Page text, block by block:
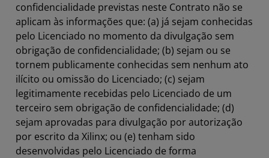
confidencialidade previstas neste Contrato não se
aplicam às informações que: (a) já sejam conhecidas
pelo Licenciado no momento da divulgação sem
obrigação de confidencialidade; (b) sejam ou se
tornem publicamente conhecidas sem nenhum ato
ilícito ou omissão do Licenciado; (c) sejam
legitimamente recebidas pelo Licenciado de um
terceiro sem obrigação de confidencialidade; (d)
sejam aprovadas para divulgação por autorização
por escrito da Xilinx; ou (e) tenham sido
desenvolvidas pelo Licenciado de forma